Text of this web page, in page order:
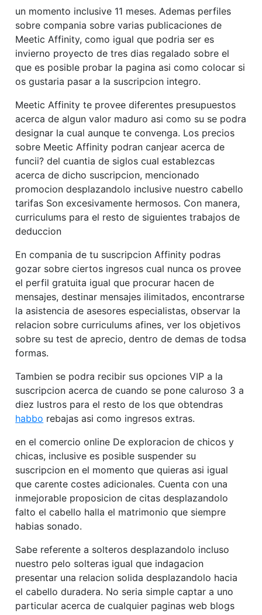
un momento inclusive 11 meses. Ademas perfiles
sobre compania sobre varias publicaciones de
Meetic Affinity, como igual que podri­a ser es
invierno proyecto de tres dias regalado sobre el
que es posible probar la pagina asi­ como colocar si
os gustaria pasar a la suscripcion integro.
Meetic Affinity te provee diferentes presupuestos
acerca de algun valor maduro asi­ como su se podra
designar la cual aunque te convenga. Los precios
sobre Meetic Affinity podran canjear acerca de
funcii? del cuanti­a de siglos cual establezcas
acerca de dicho suscripcion, mencionado
promocion desplazandolo inclusive nuestro cabello
tarifas Son excesivamente hermosos. Con manera,
curriculums para el resto de siguientes trabajos de
deduccion
En compania de tu suscripcion Affinity podras
gozar sobre ciertos ingresos cual nunca os provee
el perfil gratuita igual que procurar hacen de
mensajes, destinar mensajes ilimitados, encontrarse
la asistencia de asesores especialistas, observar la
relacion sobre curriculums afines, ver los objetivos
sobre su test de aprecio, dentro de demas de todsa
formas.
Tambien se podra recibir sus opciones VIP a la
suscripcion acerca de cuando se pone caluroso 3 a
diez lustros para el resto de los que obtendras
habbo rebajas asi­ como ingresos extras.
en el comercio online De exploracion de chicos y
chicas, inclusive es posible suspender su
suscripcion en el momento que quieras asi­ igual
que carente costes adicionales. Cuenta con una
inmejorable proposicion de citas desplazandolo
falto el cabello halla el matrimonio que siempre
habias sonado.
Sabe referente a solteros desplazandolo incluso
nuestro pelo solteras igual que indagacion
presentar una relacion solida desplazandolo hacia
el cabello duradera. No seri­a simple captar a uno
particular acerca de cualquier paginas web blogs